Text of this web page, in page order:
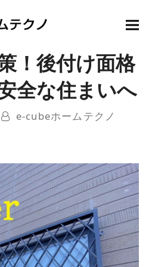
！後付け面格
全な住まいへ
e-cubeホームテクノ